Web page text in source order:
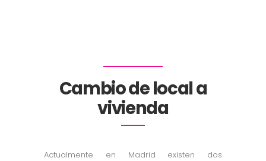
Cambio de local a
vivienda
Actualmente en Madrid existen dos